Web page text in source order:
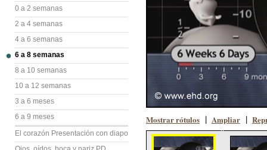
0 a 2 semanas
2 a 4 semanas
4 a 6 semanas
6 a 8 semanas
8 a 10 semanas
10 a 12 semanas
3 a 6 meses
6 a 9 meses
El corazón Presentación con diapositivas (PD)
Mostrar rótulos Ampliar